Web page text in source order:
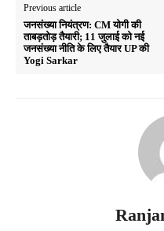
Previous article
जनसंख्या नियंत्रण: CM योगी की
ताबड़तोड़ तैयारी; 11 जुलाई को नई
जनसंख्या नीति के लिए तैयार UP की
Yogi Sarkar